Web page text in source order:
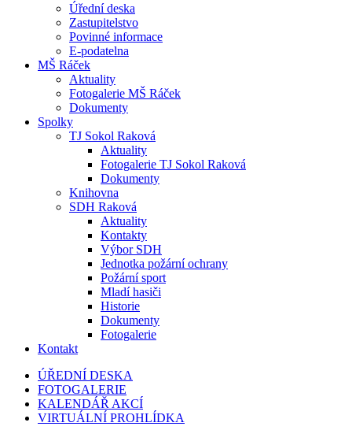
Úřední deska
Zastupitelstvo
Povinné informace
E-podatelna
MŠ Ráček
Aktuality
Fotogalerie MŠ Ráček
Dokumenty
Spolky
TJ Sokol Raková
Aktuality
Fotogalerie TJ Sokol Raková
Dokumenty
Knihovna
SDH Raková
Aktuality
Kontakty
Výbor SDH
Jednotka požární ochrany
Požární sport
Mladí hasiči
Historie
Dokumenty
Fotogalerie
Kontakt
ÚŘEDNÍ DESKA
FOTOGALERIE
KALENDÁŘ AKCÍ
VIRTUÁLNÍ PROHLÍDKA